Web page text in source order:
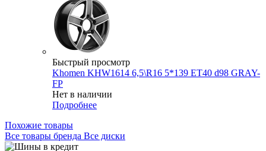
Быстрый просмотр
Khomen KHW1614 6,5\R16 5*139 ET40 d98 GRAY-
FP
Нет в наличии
Подробнее
Похожие товары
Все товары бренда Все диски